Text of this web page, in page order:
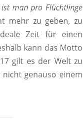
ist man pro Flüchtlinge
mehr zu geben, zu
Zeit für einen
kann das Motto
gilt es der Welt zu
genauso einem